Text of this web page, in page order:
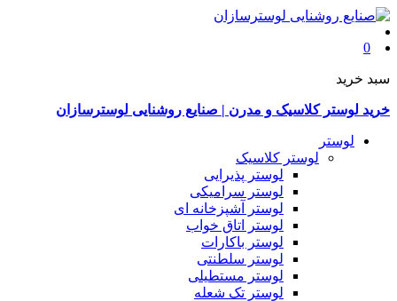
0
سبد خرید
خرید لوستر کلاسیک و مدرن | صنایع روشنایی لوسترسازان
لوستر
لوستر کلاسیک
لوستر پذیرایی
لوستر سرامیکی
لوستر آشپزخانه ای
لوستر اتاق خواب
لوستر باکارات
لوستر سلطنتی
لوستر مستطیلی
لوستر تک شعله